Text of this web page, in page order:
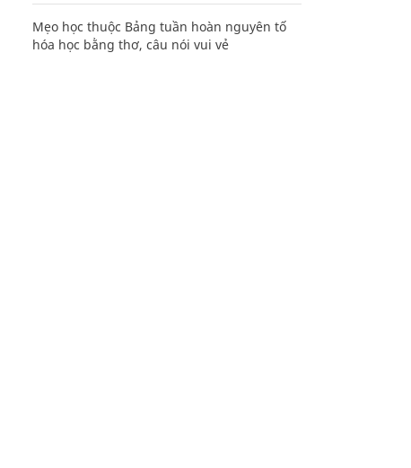
Mẹo học thuộc Bảng tuần hoàn nguyên tố
hóa học bằng thơ, câu nói vui vẻ